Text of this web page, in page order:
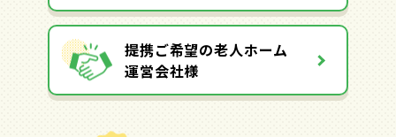
提携ご希望の老人ホーム
運営会社様